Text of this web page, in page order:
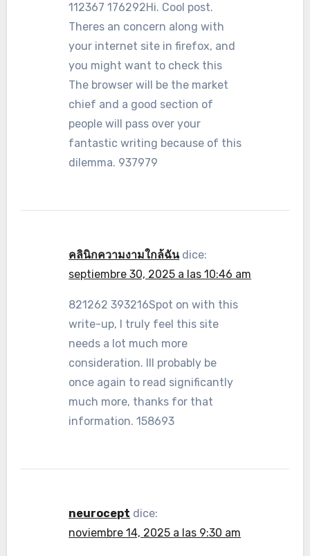
112367 176292Hi. Cool post.
Theres an concern along with
your internet site in firefox, and
you might want to check this
The browser will be the market
chief and a good section of
people will pass over your
fantastic writing because of this
dilemma. 937979
คลินิกความงามใกล้ฉัน dice:
septiembre 30, 2025 a las 10:46 am
821262 393216Spot on with this
write-up, I truly feel this site
needs a lot much more
consideration. Ill probably be
once again to read significantly
much more, thanks for that
information. 158693
neurocept dice:
noviembre 14, 2025 a las 9:30 am